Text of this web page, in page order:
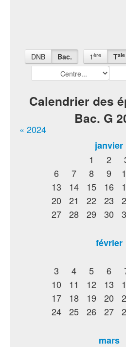
DNB Bac. 1 ère Tale
Calendrier des
Bac. G
« 2024
janvier
1
2
6
7 8 9
13
14 15 16
20
21 22 23
27
28 29 30
février
3
4 5 6
10
11 12 13
17
18 19 20
24
25 26 27
mars